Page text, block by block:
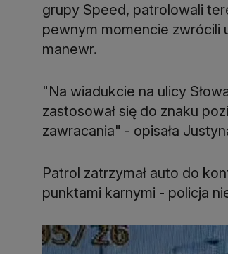
grupy Speed, patrolowali
pewnym momencie zwrócili
manewr.
"Na wiadukcie na ulicy
zastosował się do znaku
zawracania" - opisała
Patrol zatrzymał auto do
punktami karnymi - policja